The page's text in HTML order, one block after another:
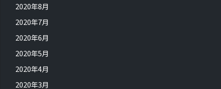
2020年8月
2020年7月
2020年6月
2020年5月
2020年4月
2020年3月